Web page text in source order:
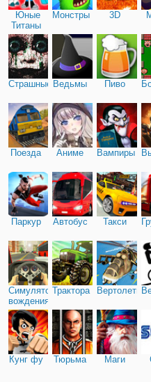
Юные
Титаны
Монстры 3D
Страшные Ведьмы Пиво
Поезда Аниме Вампиры
Паркур Автобус Такси
Симулятор
вождения
Трактора Вертолеты
Кунг фу Тюрьма Маги